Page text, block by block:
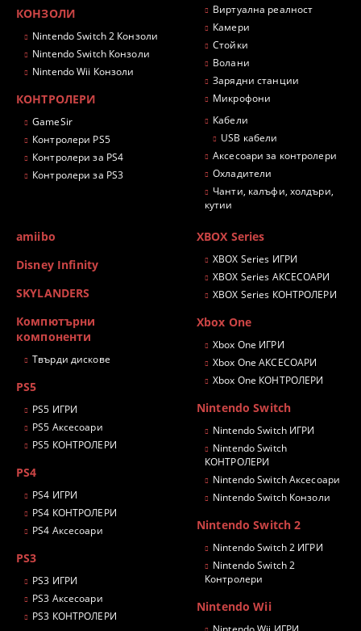
КОНЗОЛИ
Nintendo Switch 2 Конзоли
Nintendo Switch Конзоли
Nintendo Wii Конзоли
КОНТРОЛЕРИ
GameSir
Контролери PS5
Контролери за PS4
Контролери за PS3
Виртуална реалност
Камери
Стойки
Волани
Зарядни станции
Микрофони
Кабели
USB кабели
Аксесоари за контролери
Охладители
Чанти, калъфи, холдъри,
кутии
amiibo
Disney Infinity
SKYLANDERS
Компютърни
компоненти
Твърди дискове
PS5
PS5 ИГРИ
PS5 Аксесоари
PS5 КОНТРОЛЕРИ
PS4
PS4 ИГРИ
PS4 КОНТРОЛЕРИ
PS4 Аксесоари
PS3
PS3 ИГРИ
PS3 Аксесоари
PS3 КОНТРОЛЕРИ
XBOX Series
XBOX Series ИГРИ
XBOX Series АКСЕСОАРИ
XBOX Series КОНТРОЛЕРИ
Xbox One
Xbox One ИГРИ
Xbox One АКСЕСОАРИ
Xbox One КОНТРОЛЕРИ
Nintendo Switch
Nintendo Switch ИГРИ
Nintendo Switch
КОНТРОЛЕРИ
Nintendo Switch Аксесоари
Nintendo Switch Конзоли
Nintendo Switch 2
Nintendo Switch 2 ИГРИ
Nintendo Switch 2
Контролери
Nintendo Wii